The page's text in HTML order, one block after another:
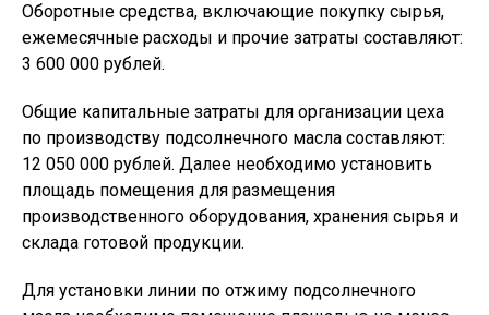
Оборотные средства, включающие покупку сырья,
ежемесячные расходы и прочие затраты составляют:
3 600 000 рублей.
Общие капитальные затраты для организации цеха
по производству подсолнечного масла составляют:
12 050 000 рублей. Далее необходимо установить
площадь помещения для размещения
производственного оборудования, хранения сырья и
склада готовой продукции.
Для установки линии по отжиму подсолнечного